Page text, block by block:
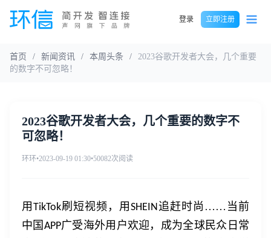
登录 立即注册
首页 / 新闻资讯 / 本周头条 /
2023谷歌开发者大会，几个重要
的数字不可忽略！
2023谷歌开发者大会，几个重要的数字不
可忽略！
环环•2023-09-19 01:30•50082次阅读
用 TikTok刷短视频，用 SHEIN追赶时尚……当前
中国 APP广受海外用户欢迎，成为全球民众日常